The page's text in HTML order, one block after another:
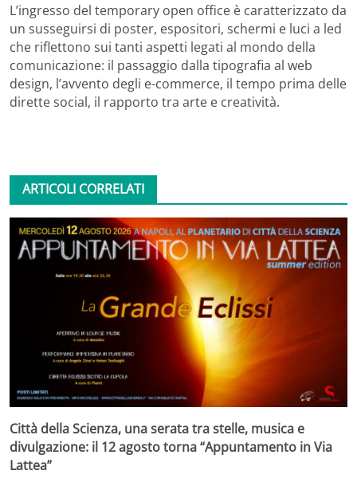
L’ingresso del temporary open office è caratterizzato da
un susseguirsi di poster, espositori, schermi e luci a led
che riflettono sui tanti aspetti legati al mondo della
comunicazione: il passaggio dalla tipografia al web
design, l’avvento degli e-commerce, il tempo prima delle
dirette social, il rapporto tra arte e creatività.
ARTICOLI CORRELATI
Città della Scienza, una serata tra stelle, musica e
divulgazione: il 12 agosto torna “Appuntamento in Via
Lattea”